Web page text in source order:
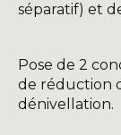
séparatif) et
Pose de 2
de réduction
dénivellation.